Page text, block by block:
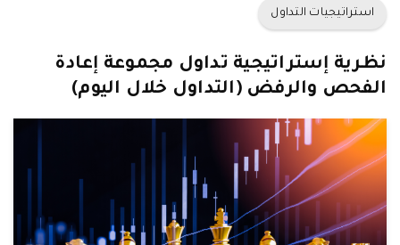
استراتيجيات التداول
نظرية إستراتيجية تداول مجموعة إعادة
الفحص والرفض (التداول خلال اليوم)